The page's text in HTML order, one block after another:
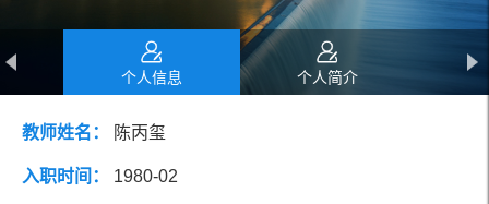
个人信息 个人简介
教育经历
教师姓名： 陈丙玺
入职时间： 1980-02